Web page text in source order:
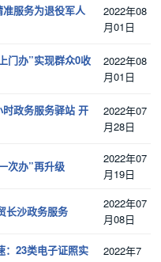
服务为退役军人
2022年08
月01日
门办”实现群众0收
2022年08
月01日
政务服务驿站 开
2022年07
月28日
次办”再升级
2022年07
月19日
长沙政务服务
2022年07
月08日
：23类电子证照实
2022年7